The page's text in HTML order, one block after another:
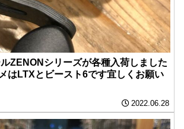
ZENONシリーズが各種入荷しました️
はLTXとビースト6です宜しくお願い
2022.06.28